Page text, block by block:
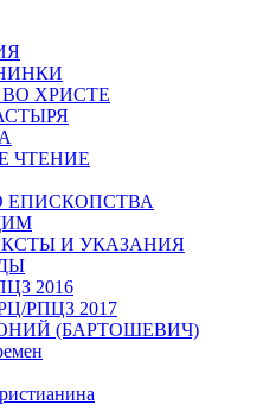
ХРИСТЕ
ЧТЕНИЕ
ЕПИСКОПСТВА
И УКАЗАНИЯ
2016
РПЦЗ 2017
(БАРТОШЕВИЧ)